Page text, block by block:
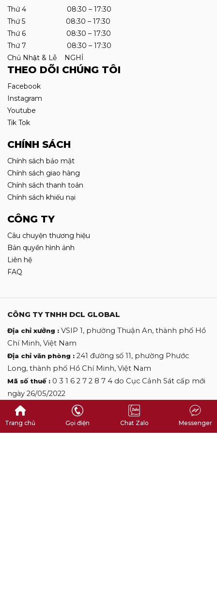
Thứ 4 08:30 – 17:30
Thứ 5 08:30 – 17:30
Thứ 6 08:30 – 17:30
Thứ 7 08:30 – 17:30
Chủ Nhật & Lễ NGHỈ
THEO DÕI CHÚNG TÔI
Facebook
Instagram
Youtube
Tik Tok
CHÍNH SÁCH
Chính sách bảo mật
Chính sách giao hàng
Chính sách thanh toán
Chính sách khiếu nại
CÔNG TY
Câu chuyện thương hiệu
Bản quyền hình ảnh
Liên hệ
FAQ
CÔNG TY TNHH DCL GLOBAL
Địa chỉ xưởng : VSIP 1, phường Thuận An, thành phố Hồ
Chí Minh, Việt Nam
Địa chỉ văn phòng : 241 đường số 11, phường Phước
Long, thành phố Hồ Chí Minh, Việt Nam
Mã số thuế : 0 3 1 6 2 7 2 8 7 4 do Cục Cảnh Sát cấp mới
ngày 26/05/2022
Hotline : 0 9 0 9 0 9 2 7 0 6
Email : desclothinglabels@gmail.com
Trang chủ Gọi điện Chat Zalo Messenger